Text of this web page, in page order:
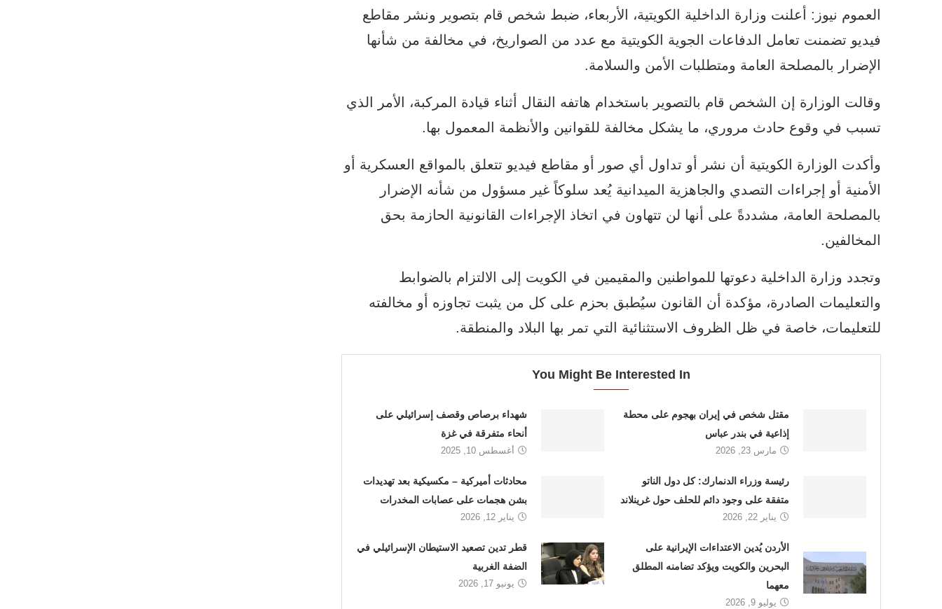
العموم نيوز: أعلنت وزارة الداخلية الكويتية، الأربعاء، ضبط شخص قام بتصوير ونشر مقاطع
فيديو تضمنت تعامل الدفاعات الجوية الكويتية مع عدد من الصواريخ، في مخالفة من شأنها
الإضرار بالمصلحة العامة ومتطلبات الأمن والسلامة.
وقالت الوزارة إن الشخص قام بالتصوير باستخدام هاتفه النقال أثناء قيادة المركبة، الأمر الذي
تسبب في وقوع حادث مروري، ما يشكل مخالفة للقوانين والأنظمة المعمول بها.
وأكدت الوزارة الكويتية أن نشر أو تداول أي صور أو مقاطع فيديو تتعلق بالمواقع العسكرية أو
الأمنية أو إجراءات التصدي والجاهزية الميدانية يُعد سلوكاً غير مسؤول من شأنه الإضرار
بالمصلحة العامة، مشددةً على أنها لن تتهاون في اتخاذ الإجراءات القانونية الحازمة بحق
المخالفين.
وتجدد وزارة الداخلية دعوتها للمواطنين والمقيمين في الكويت إلى الالتزام بالضوابط
والتعليمات الصادرة، مؤكدة أن القانون سيُطبق بحزم على كل من يثبت تجاوزه أو مخالفته
للتعليمات، خاصة في ظل الظروف الاستثنائية التي تمر بها البلاد والمنطقة.
You Might Be Interested In
مقتل شخص في إيران بهجوم على محطة
إذاعية في بندر عباس
مارس 23, 2026
شهداء برصاص وقصف إسرائيلي على
أنحاء متفرقة في غزة
أغسطس 10, 2025
رئيسة وزراء الدنمارك: كل دول الناتو
متفقة على وجود دائم للحلف حول غرينلاند
يناير 22, 2026
محادثات أميركية – مكسيكية بعد تهديدات
بشن هجمات على عصابات المخدرات
يناير 12, 2026
الأردن يُدين الاعتداءات الإيرانية على
البحرين والكويت ويؤكد تضامنه المطلق
معهما
يوليو 9, 2026
قطر تدين تصعيد الاستيطان الإسرائيلي في
الضفة الغربية
يونيو 17, 2026